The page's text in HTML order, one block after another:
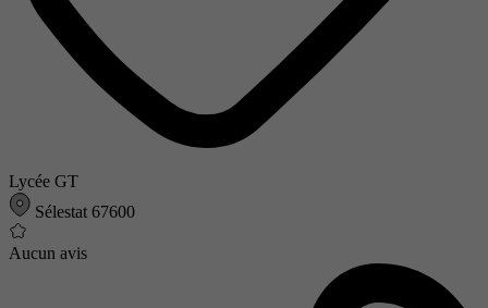
Lycée GT
Sélestat 67600
Aucun avis